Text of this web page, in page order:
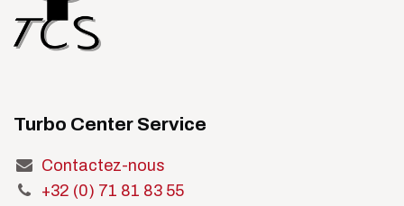
Turbo Center Service
Contactez-nous
+32 (0) 71 81 83 55